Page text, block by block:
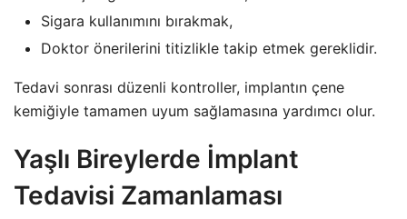
Sigara kullanımını bırakmak,
Doktor önerilerini titizlikle takip etmek gereklidir.
Tedavi sonrası düzenli kontroller, implantın çene
kemiğiyle tamamen uyum sağlamasına yardımcı olur.
Yaşlı Bireylerde İmplant
Tedavisi Zamanlaması